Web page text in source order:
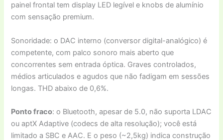
painel frontal tem display LED legível e knobs de alumínio
com sensação premium.
Sonoridade: o DAC interno (conversor digital-analógico) é
competente, com palco sonoro mais aberto que
concorrentes sem entrada óptica. Graves controlados,
médios articulados e agudos que não fadigam em sessões
longas. THD abaixo de 0,6%.
Ponto fraco: o Bluetooth, apesar de 5.0, não suporta LDAC
ou aptX Adaptive (codecs de alta resolução); você está
limitado a SBC e AAC. E o peso (~2,5kg) indica construção